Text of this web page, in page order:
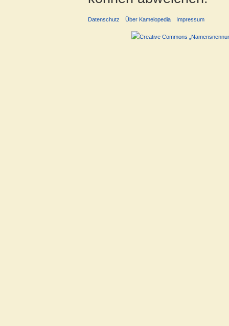
Datenschutz Über Kamelopedia Impressum